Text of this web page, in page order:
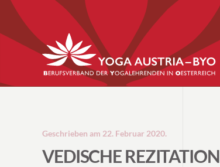
Geschrieben am 22. Februar 2020.
VEDISCHE REZITATION